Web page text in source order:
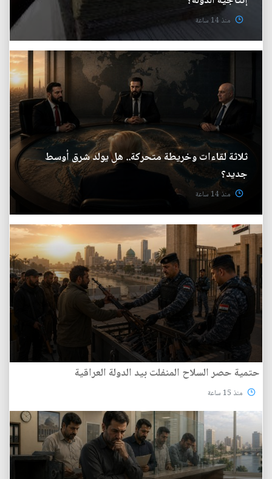
منذ 14 ساعة
ثلاثة لقاءات وخريطة متحركة.. هل يولد شرق أوسط
جديد؟
منذ 14 ساعة
حتمية حصر السلاح المنفلت بيد الدولة العراقية
منذ 15 ساعة